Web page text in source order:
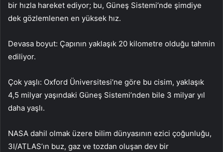
bir hızla hareket ediyor; bu, Güneş Sistemi’nde şimdiye
dek gözlemlenen en yüksek hız.
Devasa boyut: Çapının yaklaşık 20 kilometre olduğu tahmin
ediliyor.
Çok yaşlı: Oxford Üniversitesi’ne göre bu cisim, yaklaşık
4,5 milyar yaşındaki Güneş Sistemi’nden bile 3 milyar yıl
daha yaşlı.
NASA dahil olmak üzere bilim dünyasının ezici çoğunluğu,
3I/ATLAS’ın buz, gaz ve tozdan oluşan dev bir